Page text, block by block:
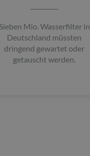
Sieben Mio. Wasserfilter in
Deutschland müssten
dringend gewartet oder
getauscht werden.